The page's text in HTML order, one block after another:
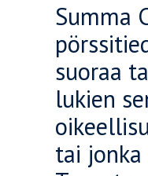
Summa
suoraa
lukien
tai